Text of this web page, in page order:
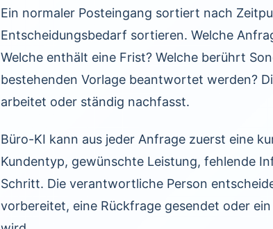
Ein normaler Posteingang sortiert nach
Entscheidungsbedarf sortieren. Welche
Welche enthält eine Frist? Welche berührt
bestehenden Vorlage beantwortet werden?
arbeitet oder ständig nachfasst.
Büro-KI kann aus jeder Anfrage zuerst eine
Kundentyp, gewünschte Leistung, fehlende
Schritt. Die verantwortliche Person
vorbereitet, eine Rückfrage gesendet oder